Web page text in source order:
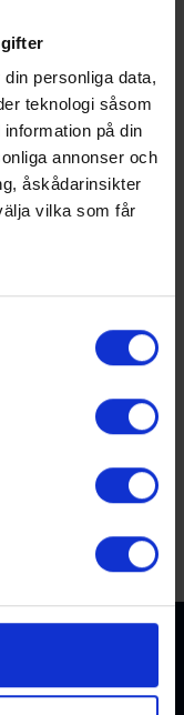
din personliga data,
teknologi såsom
på din
annonser och
åskådarinsikter
vilka som får
till flera meter
uppgifter
när som
anpassa innehållet
Vi
och annan
med.